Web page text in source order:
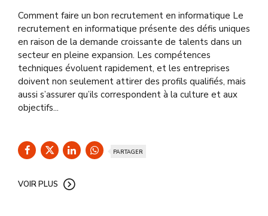
Comment faire un bon recrutement en informatique Le
recrutement en informatique présente des défis uniques
en raison de la demande croissante de talents dans un
secteur en pleine expansion. Les compétences
techniques évoluent rapidement, et les entreprises
doivent non seulement attirer des profils qualifiés, mais
aussi s’assurer qu’ils correspondent à la culture et aux
objectifs...
PARTAGER
VOIR PLUS